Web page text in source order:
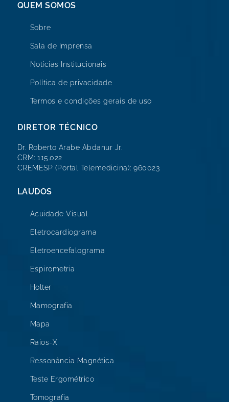
QUEM SOMOS
Sobre
Sala de Imprensa
Notícias Institucionais
Política de privacidade
Termos e condições gerais de uso
DIRETOR TÉCNICO
Dr. Roberto Arabe Abdanur Jr.
CRM: 115.022
CREMESP (Portal Telemedicina): 960023
LAUDOS
Acuidade Visual
Eletrocardiograma
Eletroencefalograma
Espirometria
Holter
Mamografia
Mapa
Raios-X
Ressonância Magnética
Teste Ergométrico
Tomografia